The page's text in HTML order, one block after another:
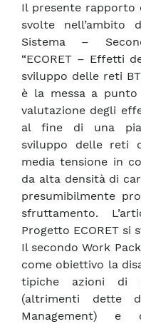
Il presente rapporto
svolte nell’ambito
Sistema –
“ECORET – Effetti
sviluppo delle reti
è la messa a
valutazione degli
al fine di una
sviluppo delle reti
media tensione in
da alta densità di
presumibilmente
sfruttamento.
Progetto ECORET si
Il secondo Work
come obiettivo la
tipiche azioni di
(altrimenti dette
Management)